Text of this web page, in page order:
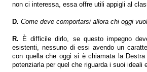
non ci interessa, essa offre utili appigli al
D. Come deve comportarsi allora chi oggi
R. È difficile dirlo, se questo impegno
esistenti, nessuno di essi avendo un
con quella che oggi si è chiamata la
potenziarla per quel che riguarda i suoi ideali